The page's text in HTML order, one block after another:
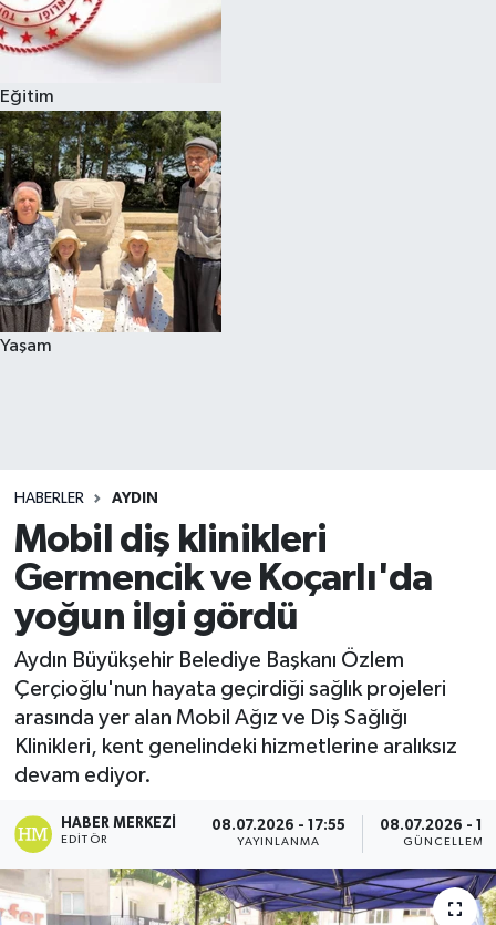
Eğitim
Yaşam
HABERLER AYDIN
Mobil diş klinikleri
Germencik ve Koçarlı'da
yoğun ilgi gördü
Aydın Büyükşehir Belediye Başkanı Özlem
Çerçioğlu'nun hayata geçirdiği sağlık projeleri
arasında yer alan Mobil Ağız ve Diş Sağlığı
Klinikleri, kent genelindeki hizmetlerine aralıksız
devam ediyor.
HABER MERKEZI
EDITÖR
08.07.2026 - 17:55
YAYINLANMA
08.07.2026 -
GÜNCELLEME